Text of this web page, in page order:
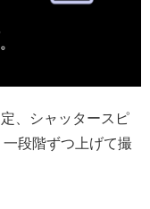
、シャッタースピ
段階ずつ上げて撮